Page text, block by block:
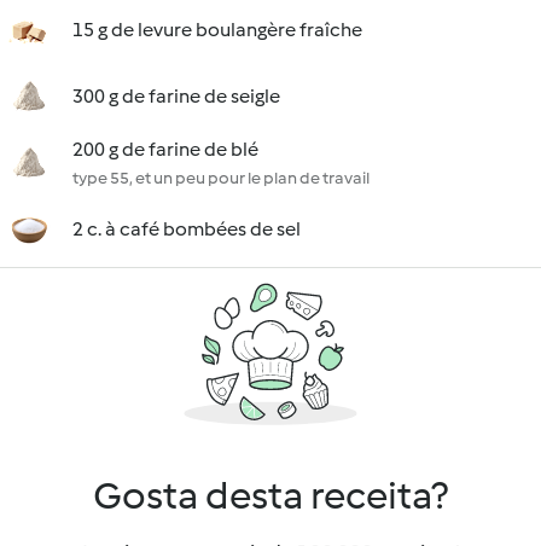
15 g de levure boulangère fraîche
300 g de farine de seigle
200 g de farine de blé
type 55, et un peu pour le plan de travail
2 c. à café bombées de sel
Gosta desta receita?